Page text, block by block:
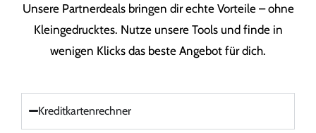
Unsere Partnerdeals bringen dir echte Vorteile – ohne
Kleingedrucktes. Nutze unsere Tools und finde in
wenigen Klicks das beste Angebot für dich.
Kreditkartenrechner